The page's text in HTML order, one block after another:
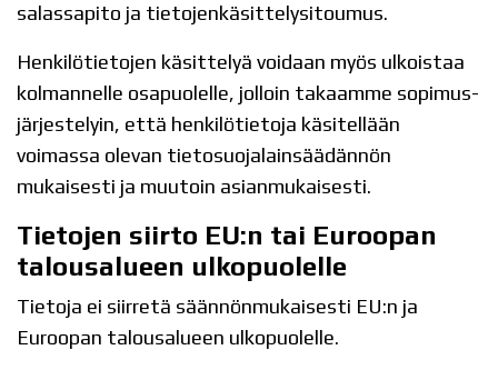
salassapito ja tietojenkäsittelysitoumus.
Henkilötietojen käsittelyä voidaan myös ulkoistaa
kolmannelle osapuolelle, jolloin takaamme sopimus-
järjestelyin, että henkilötietoja käsitellään
voimassa olevan tietosuojalainsäädännön
mukaisesti ja muutoin asianmukaisesti.
Tietojen siirto EU:n tai Euroopan
talousalueen ulkopuolelle
Tietoja ei siirretä säännönmukaisesti EU:n ja
Euroopan talousalueen ulkopuolelle.